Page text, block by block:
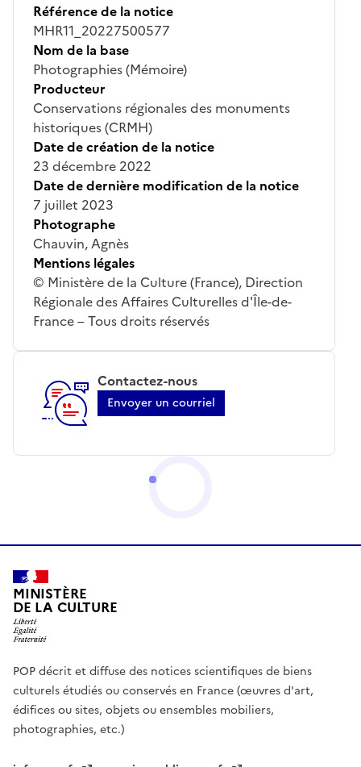
Référence de la notice
MHR11_20227500577
Nom de la base
Photographies (Mémoire)
Producteur
Conservations régionales des monuments
historiques (CRMH)
Date de création de la notice
23 décembre 2022
Date de dernière modification de la notice
7 juillet 2023
Photographe
Chauvin, Agnès
Mentions légales
© Ministère de la Culture (France), Direction
Régionale des Affaires Culturelles d'Île-de-
France – Tous droits réservés
Contactez-nous
Envoyer un courriel
MINISTÈRE
DE LA CULTURE
POP décrit et diffuse des notices scientifiques de biens
culturels étudiés ou conservés en France (œuvres d'art,
édifices ou sites, objets ou ensembles mobiliers,
photographies, etc.)